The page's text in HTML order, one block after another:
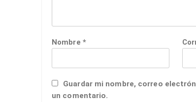
Nombre *
Guardar mi nombre, correo
un comentario.